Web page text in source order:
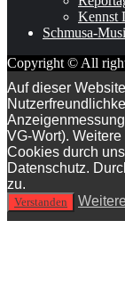
Kennst
Schmusa-
Copyright © All
Auf dieser
VG-Wort).
Cookies durch
Datenschutz.
zu.
Verstanden